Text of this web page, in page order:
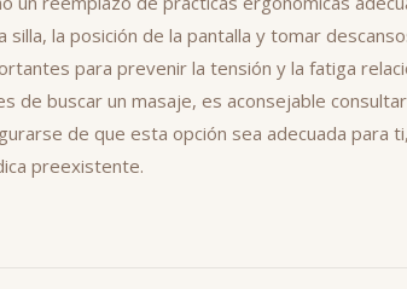
silla, la posición de la pantalla y tomar
para prevenir la tensión y la fatiga
de buscar un masaje, es aconsejable
de que esta opción sea adecuada para
preexistente.